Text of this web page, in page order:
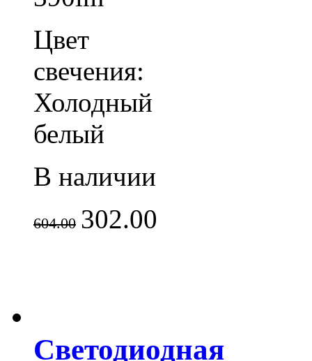
Цвет
свечения:
Холодный
белый
В наличии
604.00 302.00
Светодиодная